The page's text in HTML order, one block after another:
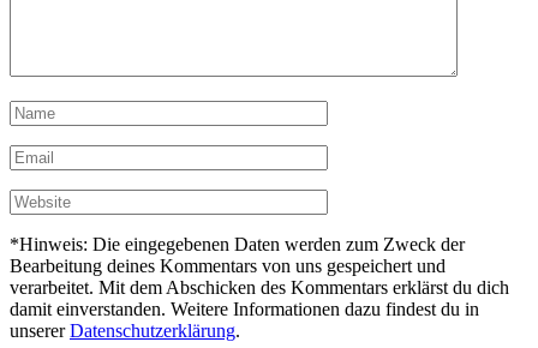
*Hinweis: Die eingegebenen Daten werden zum Zweck der
Bearbeitung deines Kommentars von uns gespeichert und
verarbeitet. Mit dem Abschicken des Kommentars erklärst du dich
damit einverstanden. Weitere Informationen dazu findest du in
unsererDatenschutzerklärung.